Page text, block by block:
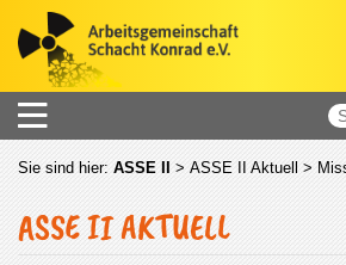
Sie sind hier: ASSE II > ASSE II Aktuell >
ASSE II AKTUELL